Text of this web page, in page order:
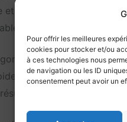
Pour offrir les meilleures
cookies pour stocker et/ou
à ces technologies nous
de navigation ou les ID
consentement peut avoir un
et dépersonnalisation
ou votre tablette.
apprend de votre voix
aux accents et à
dès le départ.